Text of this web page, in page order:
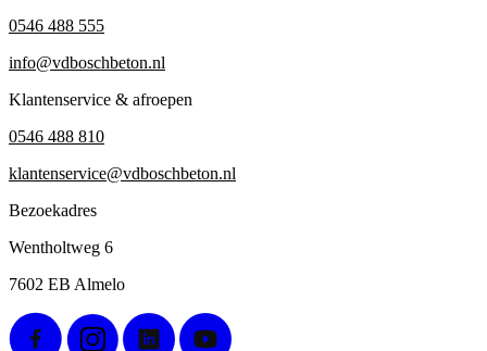
0546 488 555
info@vdboschbeton.nl
Klantenservice & afroepen
0546 488 810
klantenservice@vdboschbeton.nl
Bezoekadres
Wentholtweg 6
7602 EB Almelo